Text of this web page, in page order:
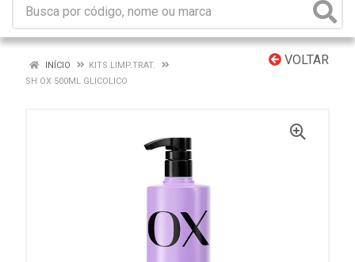
VOLTAR
INÍCIO
KITS LIMP.TRAT.
SH OX 500ML GLICOLICO